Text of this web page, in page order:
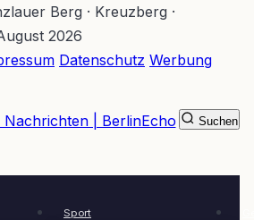
Berg · Kreuzberg ·
2026
Datenschutz Werbung
Sport
Suchen